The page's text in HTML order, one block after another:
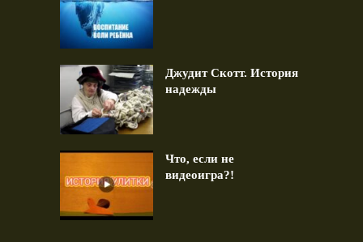
Джудит Скотт. История
надежды
Что, если не
видеоигра?!